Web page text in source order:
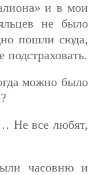
и в мои
не было
пошли сюда,
можно было
Не все любят,
часовню и